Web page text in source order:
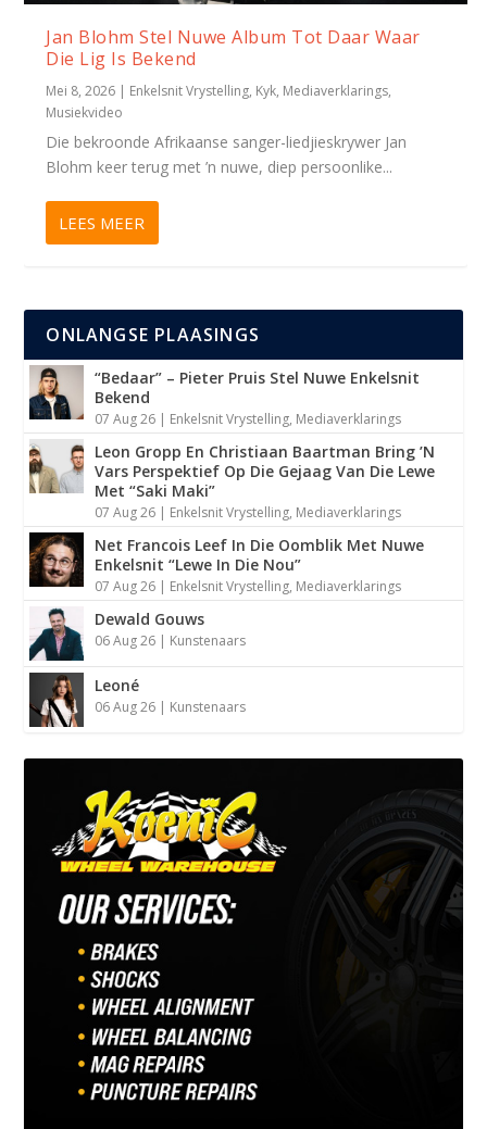
Jan Blohm Stel Nuwe Album Tot Daar Waar
Die Lig Is Bekend
Mei 8, 2026 | Enkelsnit Vrystelling, Kyk, Mediaverklarings,
Musiekvideo
Die bekroonde Afrikaanse sanger-liedjieskrywer Jan
Blohm keer terug met ’n nuwe, diep persoonlike...
LEES MEER
ONLANGSE PLAASINGS
“Bedaar” – Pieter Pruis Stel Nuwe Enkelsnit
Bekend
07 Aug 26 | Enkelsnit Vrystelling, Mediaverklarings
Leon Gropp En Christiaan Baartman Bring ’N
Vars Perspektief Op Die Gejaag Van Die Lewe
Met “Saki Maki”
07 Aug 26 | Enkelsnit Vrystelling, Mediaverklarings
Net Francois Leef In Die Oomblik Met Nuwe
Enkelsnit “Lewe In Die Nou”
07 Aug 26 | Enkelsnit Vrystelling, Mediaverklarings
Dewald Gouws
06 Aug 26 | Kunstenaars
Leoné
06 Aug 26 | Kunstenaars